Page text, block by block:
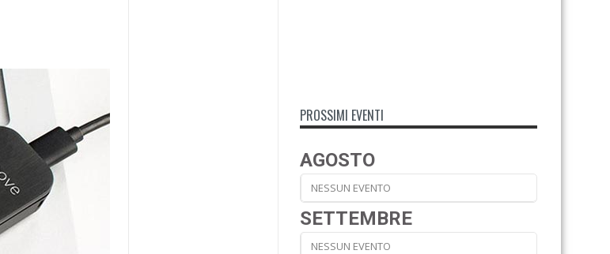
PROSSIMI EVENTI
AGOSTO
NESSUN EVENTO
SETTEMBRE
NESSUN EVENTO